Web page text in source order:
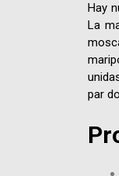
Hay
La
par